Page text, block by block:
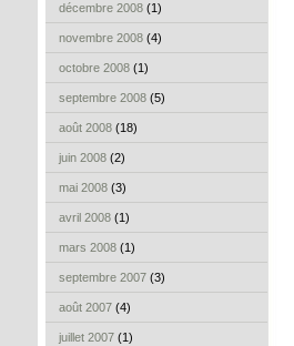
décembre 2008 (1)
novembre 2008 (4)
octobre 2008 (1)
septembre 2008 (5)
août 2008 (18)
juin 2008 (2)
mai 2008 (3)
avril 2008 (1)
mars 2008 (1)
septembre 2007 (3)
août 2007 (4)
juillet 2007 (1)